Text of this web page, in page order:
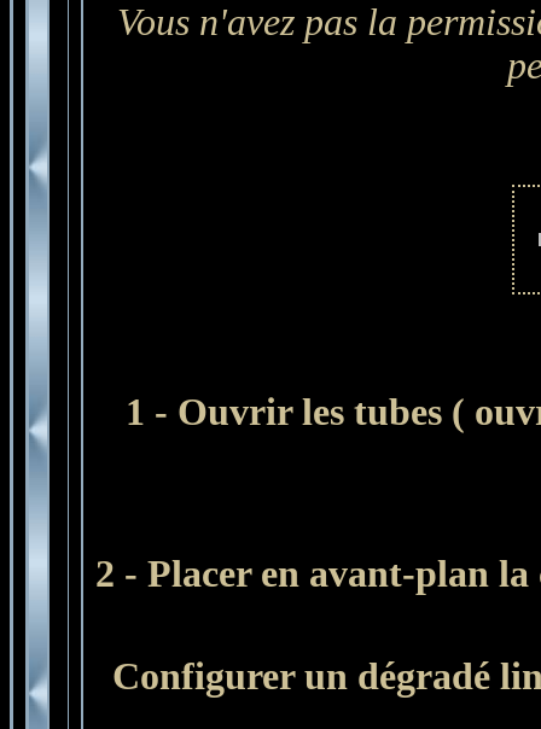
Vous n'avez pas la
1 - Ouvrir les tubes (
2 - Placer en avant-plan
Configurer un dégradé